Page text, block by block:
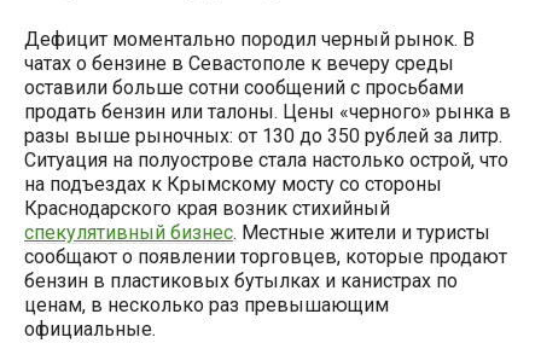
Дефицит моментально породил черный рынок. В
чатах о бензине в Севастополе к вечеру среды
оставили больше сотни сообщений с просьбами
продать бензин или талоны. Цены «черного» рынка в
разы выше рыночных: от 130 до 350 рублей за литр.
Ситуация на полуострове стала настолько острой, что
на подъездах к Крымскому мосту со стороны
Краснодарского края возник стихийный
спекулятивный бизнес. Местные жители и туристы
сообщают о появлении торговцев, которые продают
бензин в пластиковых бутылках и канистрах по
ценам, в несколько раз превышающим
официальные.